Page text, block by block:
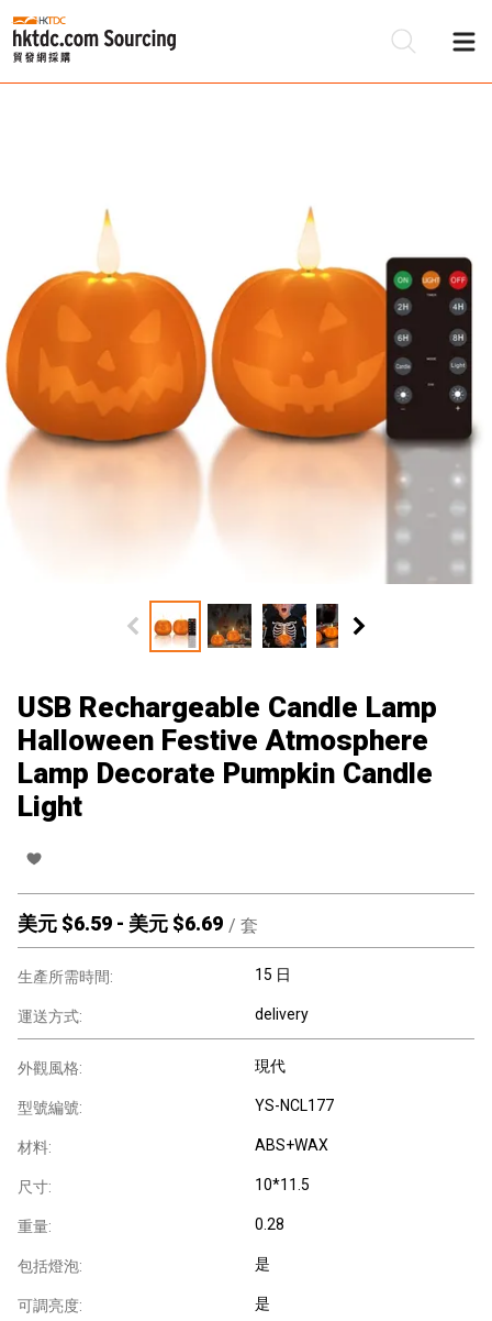
USB Rechargeable Candle Lamp
Halloween Festive Atmosphere
Lamp Decorate Pumpkin Candle
Light
美元 $6.59 - 美元 $6.69 / 套
生產所需時間: 15 日
運送方式: delivery
外觀風格: 現代
型號編號: YS-NCL177
材料: ABS+WAX
尺寸: 10*11.5
重量: 0.28
包括燈泡: 是
可調亮度: 是